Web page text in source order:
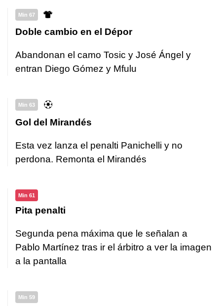
Min 67
Doble cambio en el Dépor
Abandonan el camo Tosic y José Ángel y
entran Diego Gómez y Mfulu
Min 63
Gol del Mirandés
Esta vez lanza el penalti Panichelli y no
perdona. Remonta el Mirandés
Min 61
Pita penalti
Segunda pena máxima que le señalan a
Pablo Martínez tras ir el árbitro a ver la imagen
a la pantalla
Min 59